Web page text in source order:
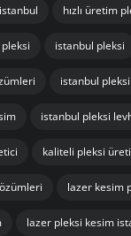
hızlı üretim
istanbul pleksi
istanbul
istanbul pleksi
kaliteli pleksi
lazer kesim
lazer pleksi kesim